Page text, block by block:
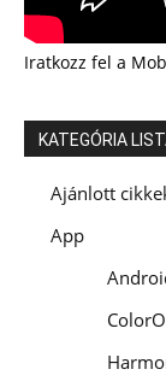
Iratkozz fel a
KATEGÓRIA
Ajánlott
App